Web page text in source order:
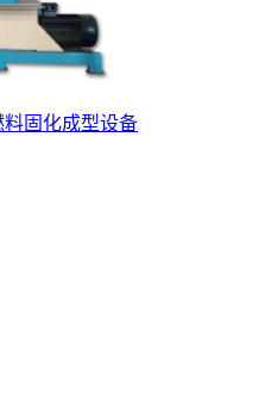
固化成型设备